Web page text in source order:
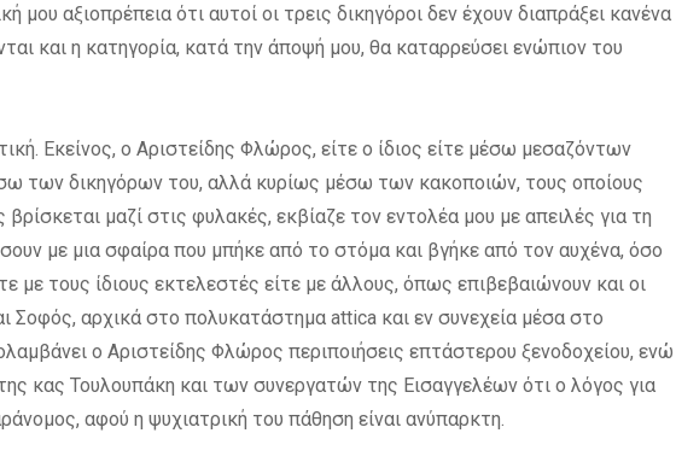
μου αξιοπρέπεια ότι αυτοί οι τρεις δικηγόροι δεν έχουν διαπράξει κανένα
και η κατηγορία, κατά την άποψή μου, θα καταρρεύσει ενώπιον του
Εκείνος, ο Αριστείδης Φλώρος, είτε ο ίδιος είτε μέσω μεσαζόντων
των δικηγόρων του, αλλά κυρίως μέσω των κακοποιών, τους οποίους
βρίσκεται μαζί στις φυλακές, εκβίαζε τον εντολέα μου με απειλές για τη
με μια σφαίρα που μπήκε από το στόμα και βγήκε από τον αυχένα, όσο
με τους ίδιους εκτελεστές είτε με άλλους, όπως επιβεβαιώνουν και οι
Σοφός, αρχικά στο πολυκατάστημα attica και εν συνεχεία μέσα στο
ο Αριστείδης Φλώρος περιποιήσεις επτάστερου ξενοδοχείου, ενώ
της κας Τουλουπάκη και των συνεργατών της Εισαγγελέων ότι ο λόγος για
αφού η ψυχιατρική του πάθηση είναι ανύπαρκτη.